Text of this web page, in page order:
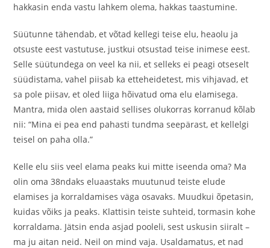
hakkasin enda vastu lahkem olema, hakkas taastumine.
Süütunne tähendab, et võtad kellegi teise elu, heaolu ja
otsuste eest vastutuse, justkui otsustad teise inimese eest.
Selle süütundega on veel ka nii, et selleks ei peagi otseselt
süüdistama, vahel piisab ka etteheidetest, mis vihjavad, et
sa pole piisav, et oled liiga hõivatud oma elu elamisega.
Mantra, mida olen aastaid sellises olukorras korranud kõlab
nii: “Mina ei pea end pahasti tundma seepärast, et kellelgi
teisel on paha olla.”
Kelle elu siis veel elama peaks kui mitte iseenda oma? Ma
olin oma 38ndaks eluaastaks muutunud teiste elude
elamises ja korraldamises väga osavaks. Muudkui õpetasin,
kuidas võiks ja peaks. Klattisin teiste suhteid, tormasin kohe
korraldama. Jätsin enda asjad pooleli, sest uskusin siiralt –
ma ju aitan neid. Neil on mind vaja. Usaldamatus, et nad